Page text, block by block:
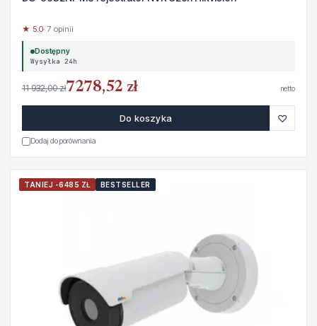
★ 5.0· 7 opinii
Dostępny
Wysyłka 24h
11 932,00 zł7278,52 zł netto
Do koszyka ♡
Dodaj do porównania
TANIEJ -6485 ZŁ BESTSELLER